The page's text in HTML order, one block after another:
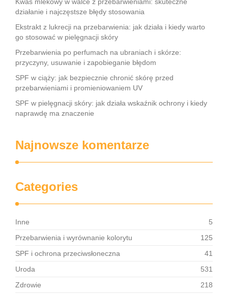
działanie i najczęstsze błędy stosowania
Ekstrakt z lukrecji na przebarwienia: jak działa i kiedy warto
go stosować w pielęgnacji skóry
Przebarwienia po perfumach na ubraniach i skórze:
przyczyny, usuwanie i zapobieganie błędom
SPF w ciąży: jak bezpiecznie chronić skórę przed
przebarwieniami i promieniowaniem UV
SPF w pielęgnacji skóry: jak działa wskaźnik ochrony i kiedy
naprawdę ma znaczenie
Najnowsze komentarze
Categories
Inne
5
Przebarwienia i wyrównanie kolorytu
125
SPF i ochrona przeciwsłoneczna
41
Uroda
531
Zdrowie
218